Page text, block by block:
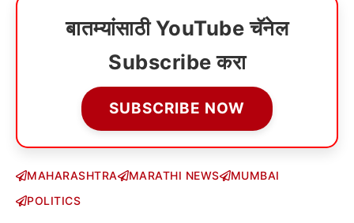
बातम्यांसाठी YouTube चॅनेल
Subscribe करा
SUBSCRIBE NOW
MAHARASHTRA MARATHI NEWS
MUMBAI
POLITICS